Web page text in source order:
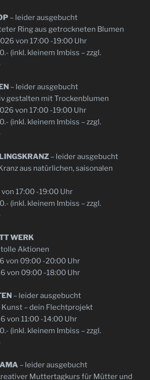
– leider ausgebucht
Ring aus getrockneten Blumen
von 17:00 -19:00 Uhr
(inkl. kleinem Imbiss – zzgl.
– leider ausgebucht
gestalten mit Trockenblumen
von 17:00 -19:00 Uhr
(inkl. kleinem Imbiss – zzgl.
– leider ausgebucht
aus natürlichen, saisonalen
von 17:00 -19:00 Uhr
(inkl. kleinem Imbiss – zzgl.
WERK
tolle Aktionen
von 09:00 -20:00 Uhr
von 09:00 -18:00 Uhr
– leider ausgebucht
– dein Flechtprojekt
von 11:00 -14:00 Uhr
(inkl. kleinem Imbiss – zzgl.
– leider ausgebucht
Muttertagkurs für Mütter und